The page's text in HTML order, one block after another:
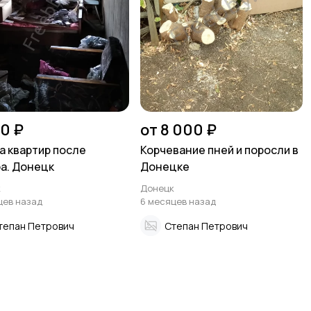
₽
квартир после
Донецк
назад
Петрович
от 8 000 ₽
Корчевание пней и поросли в
Донецке
Донецк
6 месяцев назад
Степан Петрович